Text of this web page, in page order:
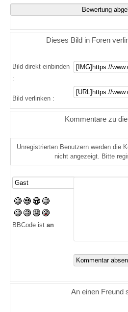
Dieses Bild in Foren
Bild direkt einbinden
:
Bild verlinken :
Kommentare zu
Unregistrierten Benutzern werden die
nicht angezeigt. Bitte
BBCode ist an
An einen Freund